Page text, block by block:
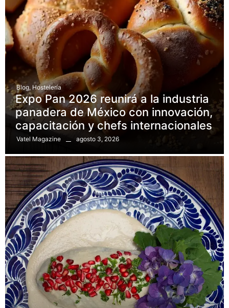
Blog, Hostelería
Expo Pan 2026 reunirá a la industria
panadera de México con innovación,
capacitación y chefs internacionales
Vatel Magazine agosto 3, 2026